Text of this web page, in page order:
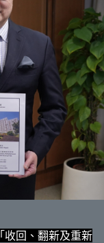
「收回、翻新及重新